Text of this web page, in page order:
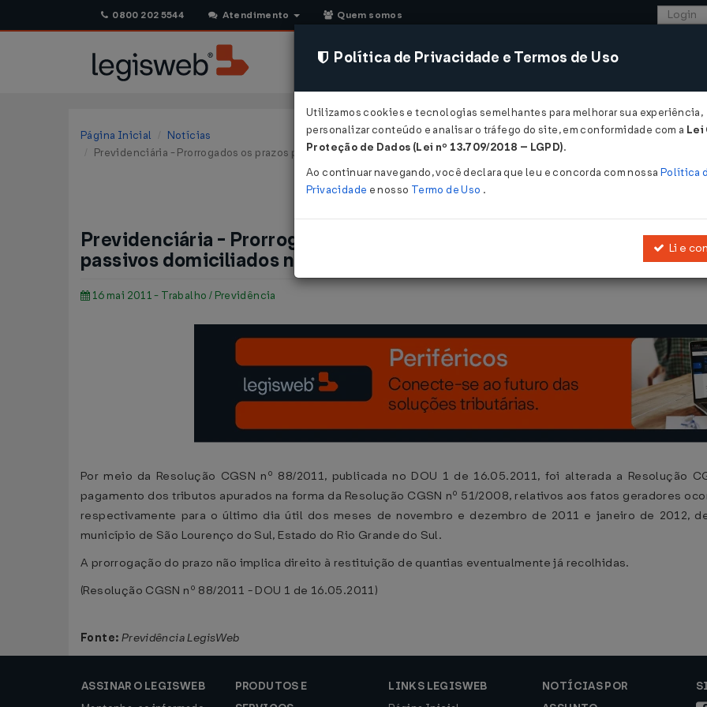
0800 202 5544 Atendimento Quem somos
CONSULTORIA SISTEMAS COMÉRCIO
Página Inicial
Notícias
Previdenciária - Prorrogados os prazos para pagamento dos tributos, devidos pelos sujeitos passivos domiciliados no
Previdenciária - Prorrogados os prazos para pagamento dos
passivos domiciliados no município de São Lourenço do Sul
16 mai 2011 - Trabalho / Previdência
Por meio da Resolução CGSN nº 88/2011, publicada no DOU 1 de 16.05.2011, foi alterada a Resolução
pagamento dos tributos apurados na forma da Resolução CGSN nº 51/2008, relativos aos fatos geradores
respectivamente para o último dia útil dos meses de novembro e dezembro de 2011 e janeiro de 2012,
município de São Lourenço do Sul, Estado do Rio Grande do Sul.
A prorrogação do prazo não implica direito à restituição de quantias eventualmente já recolhidas.
(Resolução CGSN nº 88/2011 - DOU 1 de 16.05.2011)
Fonte: Previdência LegisWeb
ASSINAR O LEGISWEB
PRODUTOS E
LINKS LEGISWEB
NOTÍCIAS POR
Política de Privacidade e Termos de Uso
Utilizamos cookies e tecnologias semelhantes para melhorar sua experiência,
personalizar conteúdo e analisar o tráfego do site, em conformidade com a Lei
Proteção de Dados (Lei nº 13.709/2018 – LGPD).
Ao continuar navegando, você declara que leu e concorda com nossa Política
Privacidade e nosso Termo de Uso .
Li e